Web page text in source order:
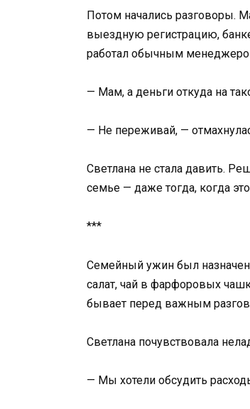
Потом начались разговоры.
выездную регистрацию,
работал обычным
— Мам, а деньги откуда на
— Не переживай, —
Светлана не стала давить.
семье — даже тогда, когда
***
Семейный ужин был
салат, чай в фарфоровых
бывает перед важным
Светлана почувствовала
— Мы хотели обсудить